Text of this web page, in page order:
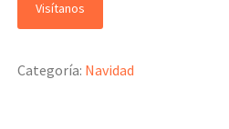
Visítanos
Categoría: Navidad